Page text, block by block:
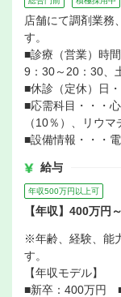
店舗にて調剤業務
す。
■診療（営業）時
9：30～20：30、
■休診（定休）日
■応需科目・・・
（10％）、リウ
■設備情報・・・
給与
年収500万円以上可
【年収】400万円
※年齢、経験、能
す。
【年収モデル】
■新卒：400万円